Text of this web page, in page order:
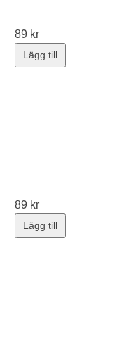
89 kr
Lägg till
89 kr
Lägg till